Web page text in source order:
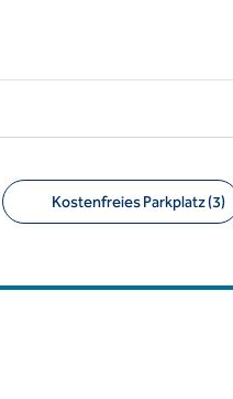
Kostenfreies Parkplatz (3)